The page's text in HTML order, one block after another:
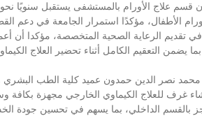
قسم علاج الأورام بالمستشفى يستقبل سنويًا
الأطفال، مؤكدًا استمرار الجامعة في دعم
تقديم الرعاية الصحية المتخصصة، مؤكدا أن
يضمن التعقيم الكامل أثناء تحضير العلاج
محمد نصر الدين حمدون عميد كلية الطب البشري
غرف للعلاج الكيماوي الخارجي مجهزة بكافة
بالقسم الداخلي، بما يسهم في تحسين جودة